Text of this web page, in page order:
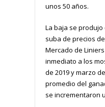
unos 50 años.
La baja se
suba de precios
Mercado de
inmediato a los
de 2019 y marzo
promedio del
se incrementaron